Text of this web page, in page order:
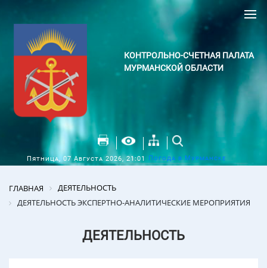
КОНТРОЛЬНО-СЧЕТНАЯ ПАЛАТА
МУРМАНСКОЙ ОБЛАСТИ
Пятница, 07 Августа 2026, 21:01 Погода в Мурманске
ГЛАВНАЯ
ДЕЯТЕЛЬНОСТЬ
ДЕЯТЕЛЬНОСТЬ ЭКСПЕРТНО-АНАЛИТИЧЕСКИЕ МЕРОПРИЯТИЯ
ДЕЯТЕЛЬНОСТЬ